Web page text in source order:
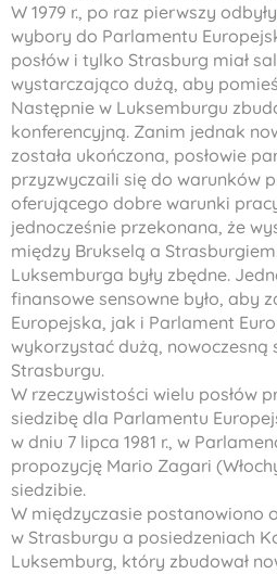
W 1979 r., po raz pierwszy
wybory do Parlamentu
posłów i tylko Strasburg miał
wystarczająco dużą, aby
Następnie w Luksemburgu
konferencyjną. Zanim jednak
została ukończona, posłowie
przyzwyczaili się do warunków
oferującego dobre warunki
jednocześnie przekonana, że
między Brukselą a
Luksemburga były zbędne.
finansowe sensowne było, aby
Europejska, jak i Parlament
wykorzystać dużą, nowoczesną
Strasburgu.
W rzeczywistości wielu posłów
siedzibę dla Parlamentu
w dniu 7 lipca 1981 r., w
propozycję Mario Zagari
siedzibie.
W międzyczasie postanowiono
w Strasburgu a posiedzeniach
Luksemburg, który zbudował